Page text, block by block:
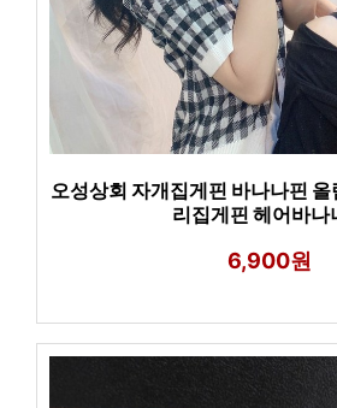
오성상회 자개집게핀 바나나핀
리집게핀 헤어바나
6,900원